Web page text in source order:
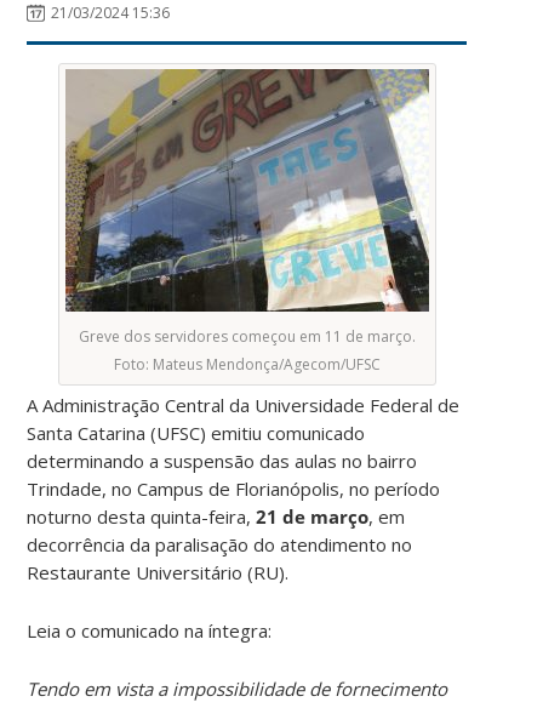
21/03/2024 15:36
Greve dos servidores começou em 11 de março.
Foto: Mateus Mendonça/Agecom/UFSC
A Administração Central da Universidade Federal de
Santa Catarina (UFSC) emitiu comunicado
determinando a suspensão das aulas no bairro
Trindade, no Campus de Florianópolis, no período
noturno desta quinta-feira,21 de março, em
decorrência da paralisação do atendimento no
Restaurante Universitário (RU).
Leia o comunicado na íntegra:
Tendo em vista a impossibilidade de fornecimento